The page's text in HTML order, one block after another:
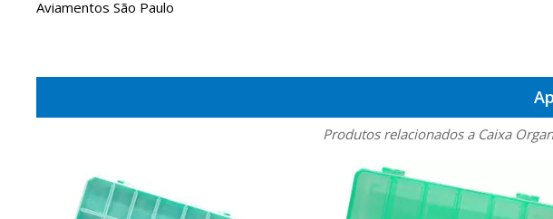
Aviamentos São Paulo
Produtos relacionados a Caixa